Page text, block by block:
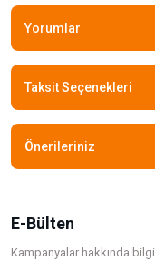
Yorumlar
Taksit Seçenekleri
Önerileriniz
E-Bülten
Kampanyalar hakkında bilgi